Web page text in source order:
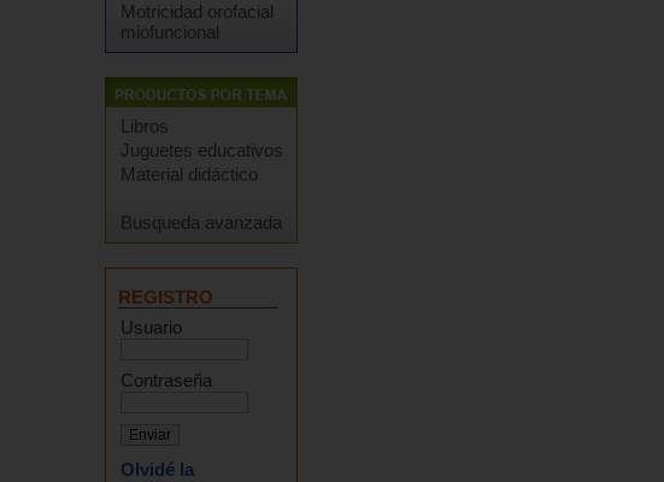
Motricidad orofacial
miofuncional
Libros
Juguetes educativos
Material didáctico
Busqueda avanzada
REGISTRO
Usuario
Contraseña
Olvidé la